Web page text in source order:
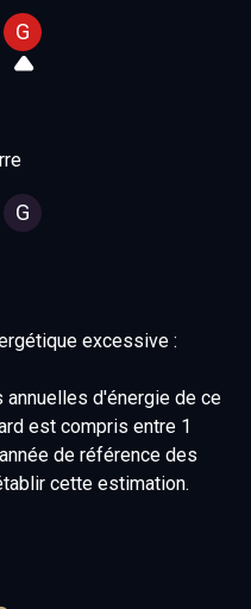
G
G
excessive :
d'énergie de ce
est compris entre 1
de référence des
cette estimation.